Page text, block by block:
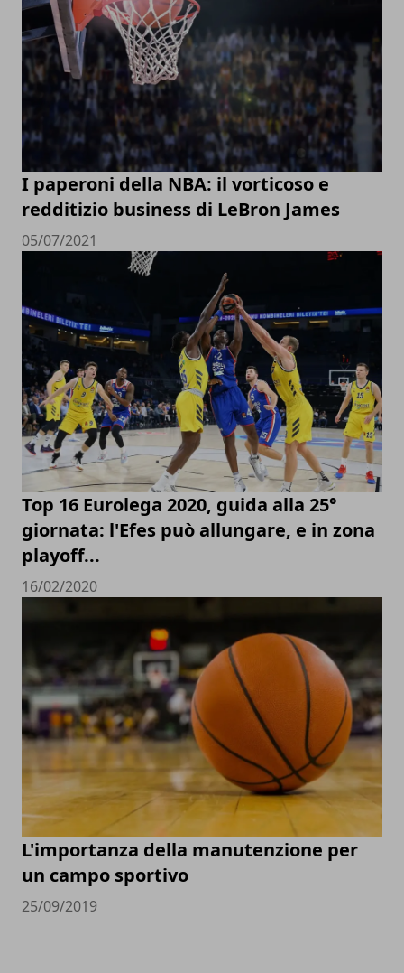
I paperoni della NBA: il vorticoso e
redditizio business di LeBron James
05/07/2021
Top 16 Eurolega 2020, guida alla 25°
giornata: l'Efes può allungare, e in zona
playoff...
16/02/2020
L'importanza della manutenzione per
un campo sportivo
25/09/2019